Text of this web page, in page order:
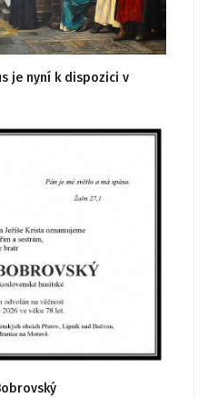
je nyní k dispozici v